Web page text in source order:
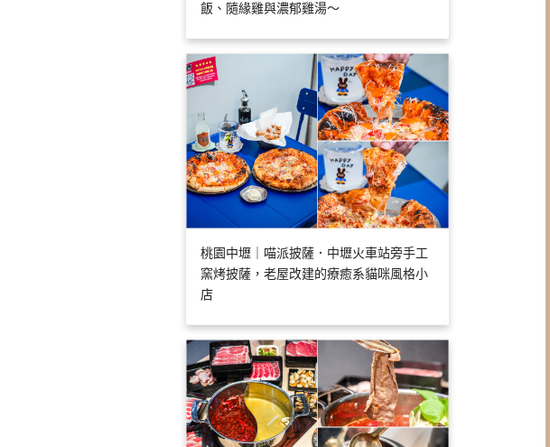
飯、隨緣雞與濃郁雞湯～
桃園中壢｜喵派披薩．中壢火車站旁手工
窯烤披薩，老屋改建的療癒系貓咪風格小
店